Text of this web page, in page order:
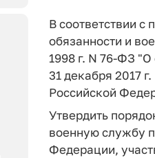
В соответствии с
обязанности и
1998 г. N 76-ФЗ
31 декабря 2017
Российской
Утвердить
военную службу
Федерации,